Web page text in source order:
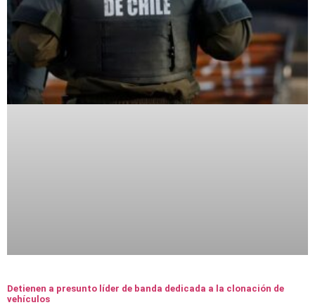
Detienen a presunto líder de banda dedicada a la clonación de
vehículos